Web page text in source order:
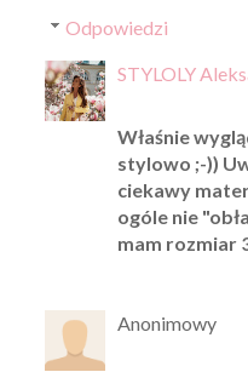
Odpowiedzi
STYLOLY
Właśnie
stylowo ;-))
ciekawy
ogóle nie
mam rozmiar
Anonimowy